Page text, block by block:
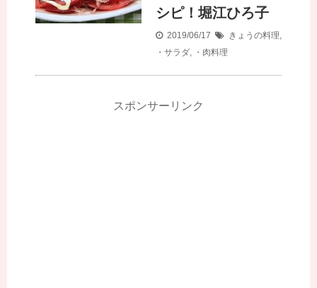
シピ！堀江ひろ子
2019/06/17 きょうの料理
・サラダ
・肉料理
スポンサーリンク